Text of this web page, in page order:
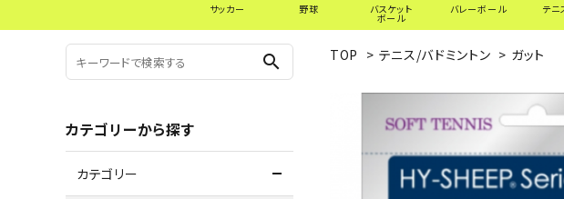
サッカー 野球 バスケット
ボール
バレーボール テニ
TOP > テニス/バドミントン > ガット
search
カテゴリーから探す
カテゴリー